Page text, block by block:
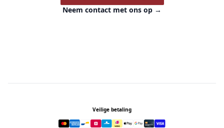
Neem contact met ons op →
Veilige betaling